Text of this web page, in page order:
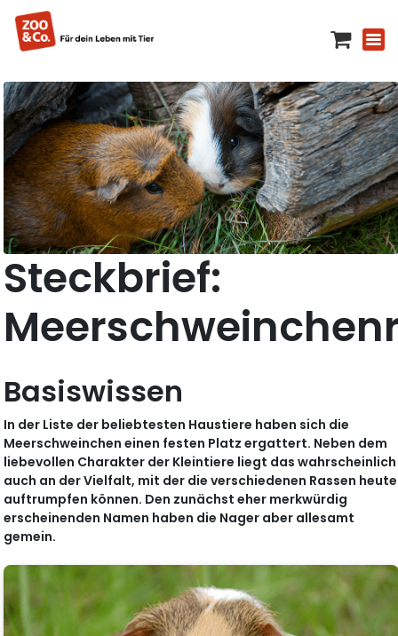
Steckbrief:
Basiswissen
In der Liste der beliebtesten Haustiere haben sich die
Meerschweinchen einen festen Platz ergattert. Neben dem
liebevollen Charakter der Kleintiere liegt das wahrscheinlich
auch an der Vielfalt, mit der die verschiedenen Rassen heute
auftrumpfen können. Den zunächst eher merkwürdig
erscheinenden Namen haben die Nager aber allesamt
gemein.